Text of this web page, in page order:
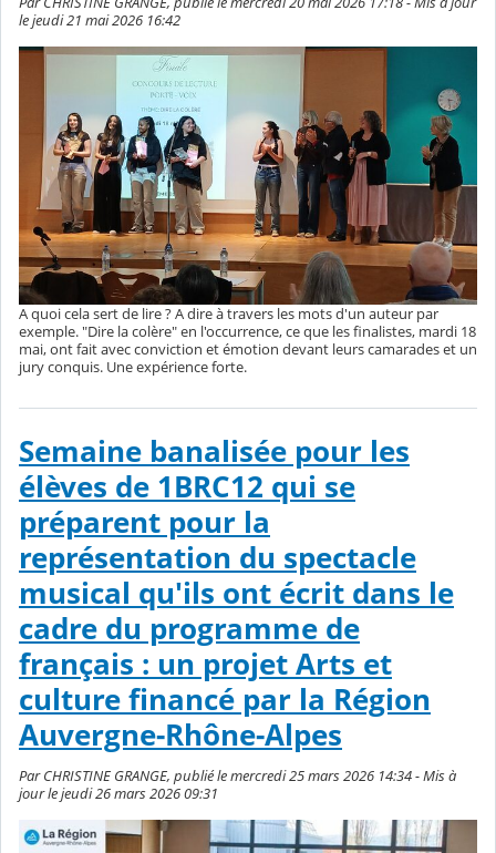
le jeudi 21 mai 2026 16:42
A quoi cela sert de lire ? A dire à travers les mots d'un auteur par
exemple. "Dire la colère" en l'occurrence, ce que les finalistes, mardi 18
mai, ont fait avec conviction et émotion devant leurs camarades et un
jury conquis. Une expérience forte.
Semaine banalisée pour les
élèves de 1BRC12 qui se
préparent pour la
représentation du spectacle
musical qu'ils ont écrit dans le
cadre du programme de
français : un projet Arts et
culture financé par la Région
Auvergne-Rhône-Alpes
Par CHRISTINE GRANGE, publié le mercredi 25 mars 2026 14:34 - Mis à
jour le jeudi 26 mars 2026 09:31